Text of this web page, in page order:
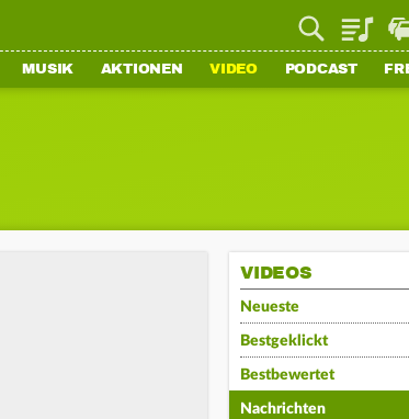
Playlist
MUSIK AKTIONEN VIDEO PODCAST
VIDEOS
Neueste
Bestgeklickt
Bestbewertet
Nachrichten